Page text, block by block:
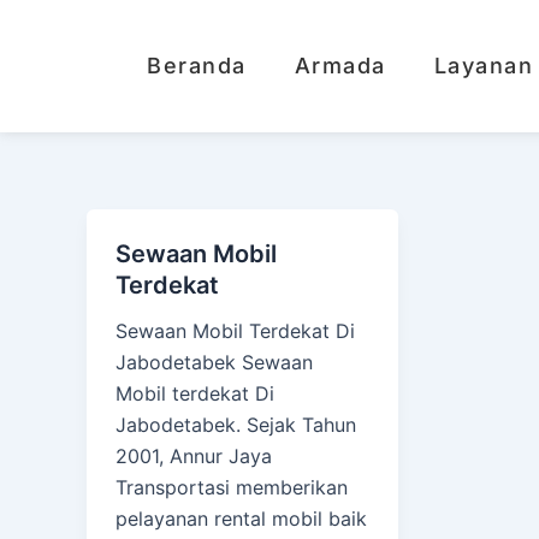
Beranda Armada Layanan
Sewaan Mobil
Terdekat
Sewaan Mobil Terdekat Di
Jabodetabek Sewaan
Mobil terdekat Di
Jabodetabek. Sejak Tahun
2001, Annur Jaya
Transportasi memberikan
pelayanan rental mobil baik